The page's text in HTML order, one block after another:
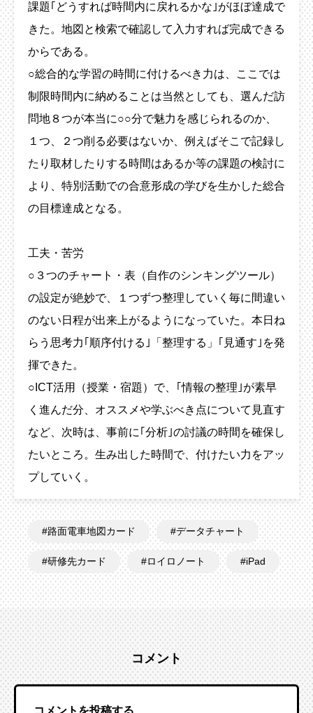
課題｢どうすれば時間内に戻れるかな｣がほぼ達成で
きた。地図と検索で確認して入力すれば完成できる
からである。
○総合的な学習の時間に付けるべき力は、ここでは
制限時間内に納めることは当然としても、選んだ訪
問地８つが本当に○○分で魅力を感じられるのか、
１つ、２つ削る必要はないか、例えばそこで記録し
たり取材したりする時間はあるか等の課題の検討に
より、特別活動での合意形成の学びを生かした総合
の目標達成となる。
工夫・苦労
○３つのチャート・表（自作のシンキングツール）
の設定が絶妙で、１つずつ整理していく毎に間違い
のない日程が出来上がるようになっていた。本日ね
らう思考力｢順序付ける｣「整理する」｢見通す｣を発
揮できた。
○ICT活用（授業・宿題）で、｢情報の整理｣が素早
く進んだ分、オススメや学ぶべき点について見直す
など、次時は、事前に｢分析｣の討議の時間を確保し
たいところ。生み出した時間で、付けたい力をアッ
プしていく。
路面電車地図カード データチャート
研修先カード ロイロノート iPad
コメント
コメントを投稿する